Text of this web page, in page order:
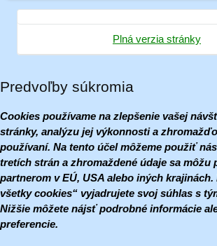
Plná verzia stránky
Predvoľby súkromia
Cookies používame na zlepšenie vašej
stránky, analýzu jej výkonnosti a
používaní. Na tento účel môžeme použiť
tretích strán a zhromaždené údaje sa môžu
partnerom v EÚ, USA alebo iných
všetky cookies“ vyjadrujete svoj súhlas s
Nižšie môžete nájsť podrobné informácie
preferencie.